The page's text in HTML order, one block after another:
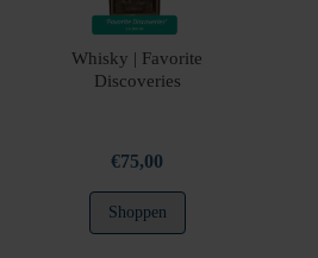
Whisky | Favorite
Discoveries
€75,00
Shoppen